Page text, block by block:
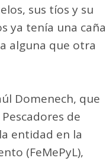
sus tíos y su
ya tenía una caña
alguna que otra
Domenech, que
de
entidad en la
(FeMePyL),